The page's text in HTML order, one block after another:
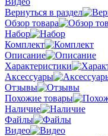
Вернуться в раздел
Обзор товара
Набор
Комплект
Описание
Характеристики
Аксессуары
Отзывы
Похожие товары
Наличие
Файлы
Видео